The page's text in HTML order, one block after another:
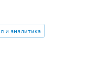
и аналитика